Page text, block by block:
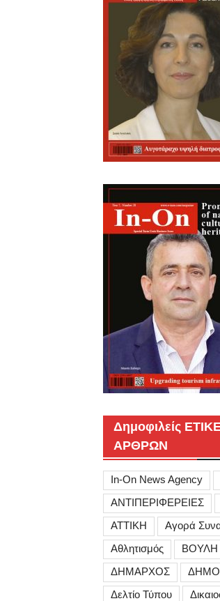
Δημοφιλείς
ΑΡΘΡΩΝ
In-On News Agency
ΑΝΤΙΠΕΡΙΦΕΡΕΙΕΣ
ΑΤΤΙΚΗ
Αγορά
Αθλητισμός
ΒΟΥΛΗ
ΔΗΜΑΡΧΟΣ
Δελτίο Τύπου